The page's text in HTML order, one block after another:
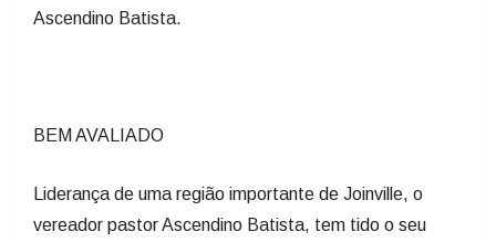
Ascendino Batista.
BEM AVALIADO
Liderança de uma região importante de Joinville, o
vereador pastor Ascendino Batista, tem tido o seu